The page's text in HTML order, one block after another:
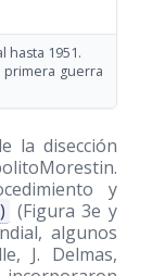
hasta 1951.
guerra
la disección
y
(Figura 3e y
algunos
J. Delmas,